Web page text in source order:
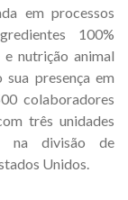
em processos
100%
e nutrição animal
presença em
colaboradores
três unidades
na divisão de
Unidos.